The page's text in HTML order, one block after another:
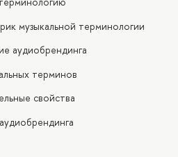
музыкальной терминологии
аудиобрендинга
терминов
свойства